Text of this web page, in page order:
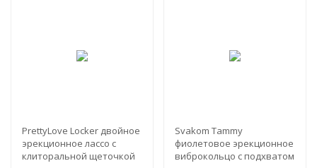
PrettyLove Locker двойное
эрекционное лассо с
клиторальной щеточкой
Svakom Tammy
фиолетовое эрекционное
виброкольцо с подхватом